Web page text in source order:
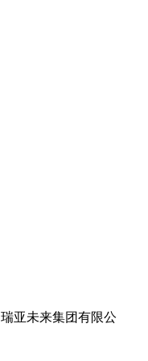
瑞亚未来集团有限公